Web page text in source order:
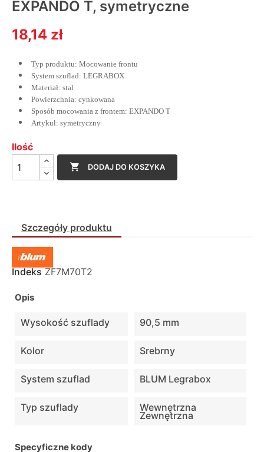
EXPANDO T, symetryczne
18,14 zł
Typ produktu: Mocowanie frontu
System szuflad: LEGRABOX
Materiał: stal
Powierzchnia: cynkowana
Sposób mocowania z frontem: EXPANDO T
Artykuł: symetryczny
Ilość
 DODAJ DO KOSZYKA
Szczegóły produktu
Indeks ZF7M70T2
Opis
Wysokość szuflady 90,5 mm
Kolor Srebrny
System szuflad BLUM Legrabox
Typ szuflady Wewnętrzna
Zewnętrzna
Specyficzne kody